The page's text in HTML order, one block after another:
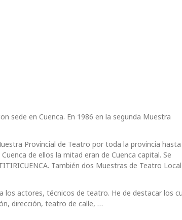
sede en Cuenca. En 1986 en la segunda Muestra
Provincial de Teatro por toda la provincia hasta
de ellos la mitad eran de Cuenca capital. Se
También dos Muestras de Teatro Local
actores, técnicos de teatro. He de destacar los
dirección, teatro de calle, …